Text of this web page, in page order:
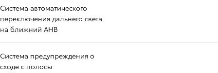
Система автоматического
переключения дальнего света
на ближний AHB
Система предупреждения о
сходе с полосы